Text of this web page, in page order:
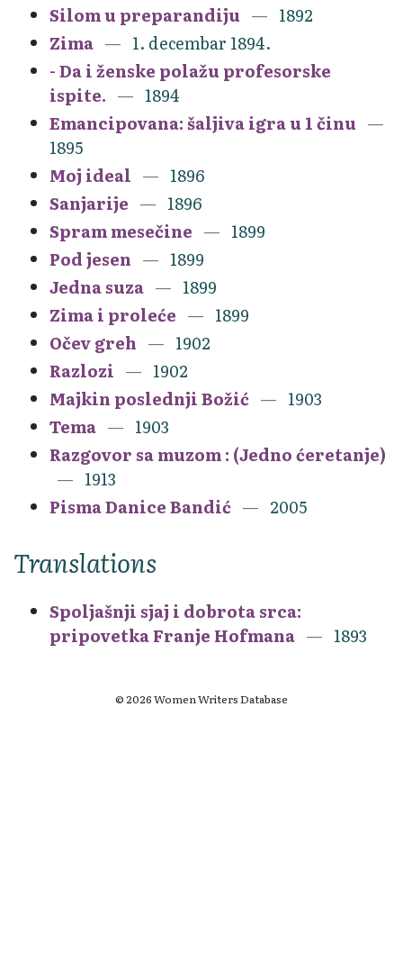
Silom u preparandiju
1892
Zima
1. decembar 1894.
- Da i ženske polažu profesorske
ispite.
1894
Emancipovana: šaljiva igra u 1 činu
1895
Moj ideal
1896
Sanjarije
1896
Spram mesečine
1899
Pod jesen
1899
Jedna suza
1899
Zima i proleće
1899
Očev greh
1902
Razlozi
1902
Majkin poslednji Božić
1903
Tema
1903
Razgovor sa muzom : (Jedno ćeretanje)
1913
Pisma Danice Bandić
2005
Translations
Spoljašnji sjaj i dobrota srca:
pripovetka Franje Hofmana
1893
© 2026 Women Writers Database